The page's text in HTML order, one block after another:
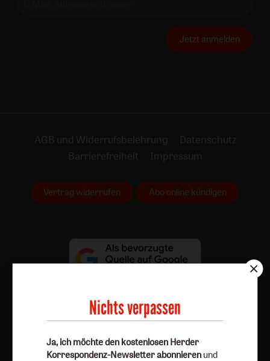
Jetzt anmelden
AGB und Widerrufsbelehrung
Datenschutz
Barrierefreiheit
Impressum
Vertrag widerrufen Abo online kündigen
Nichts verpassen
Ja, ich möchte den kostenlosen Herder
Korrespondenz-Newsletter abonnieren und